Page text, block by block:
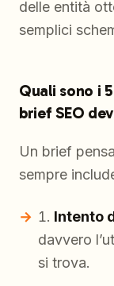
delle entità
semplici
Quali sono i
brief SEO
Un brief
sempre
Intento
davvero
si trova.